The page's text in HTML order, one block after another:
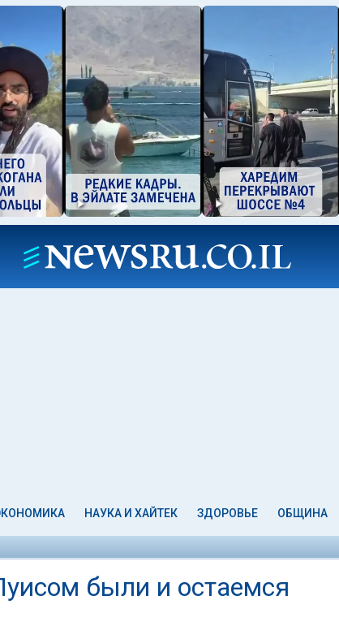
НАУКА И ХАЙТЕК ЗДОРОВЬЕ ОБЩИНА
были и остаемся